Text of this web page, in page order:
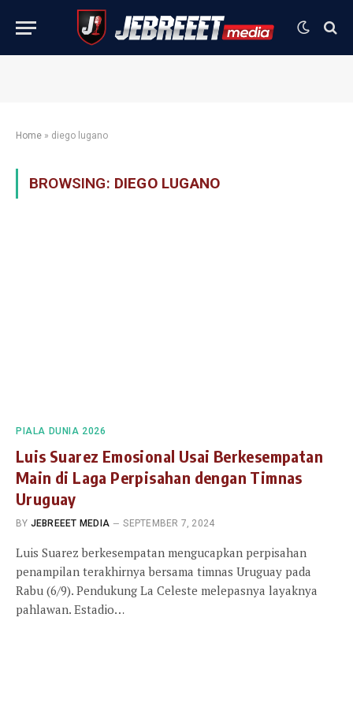
Home » diego lugano
BROWSING: DIEGO LUGANO
PIALA DUNIA 2026
Luis Suarez Emosional Usai Berkesempatan
Main di Laga Perpisahan dengan Timnas
Uruguay
BY JEBREEET MEDIA SEPTEMBER 7, 2024
Luis Suarez berkesempatan mengucapkan perpisahan
penampilan terakhirnya bersama timnas Uruguay pada
Rabu (6/9). Pendukung La Celeste melepasnya layaknya
pahlawan. Estadio…